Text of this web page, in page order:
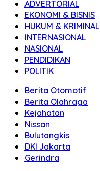
ADVERTORIAL
EKONOMI & BISNIS
HUKUM & KRIMINAL
INTERNASIONAL
NASIONAL
PENDIDIKAN
POLITIK
Berita Otomotif
Berita Olahraga
Kejahatan
Nissan
Bulutangkis
DKI Jakarta
Gerindra